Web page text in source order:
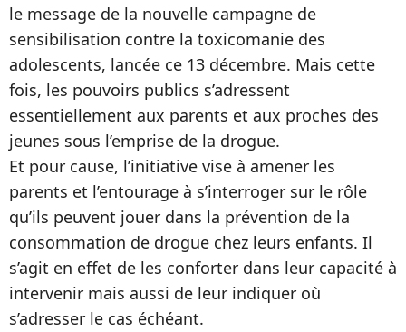
le message de la nouvelle campagne de
sensibilisation contre la toxicomanie des
adolescents, lancée ce 13 décembre. Mais cette
fois, les pouvoirs publics s’adressent
essentiellement aux parents et aux proches des
jeunes sous l’emprise de la drogue.
Et pour cause, l’initiative vise à amener les
parents et l’entourage à s’interroger sur le rôle
qu’ils peuvent jouer dans la prévention de la
consommation de drogue chez leurs enfants. Il
s’agit en effet de les conforter dans leur capacité à
intervenir mais aussi de leur indiquer où
s’adresser le cas échéant.